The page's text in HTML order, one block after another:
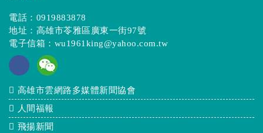
電話： 0919883878
地址：高雄市苓雅區廣東一街97號
電子信箱： wu1961king@yahoo.com.tw
高雄市雲網路多媒體新聞協會
人間福報
飛揚新聞